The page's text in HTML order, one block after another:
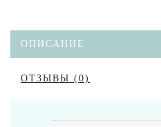
ОПИСАНИЕ
ОТЗЫВЫ (0)